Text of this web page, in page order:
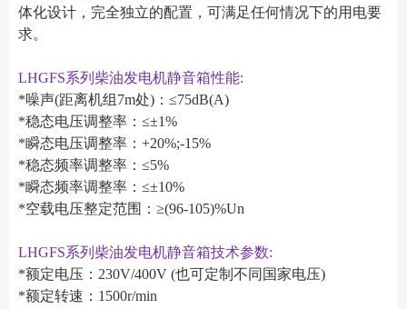
体化设计，完全独立的配置，可满足任何情况下的用电要
求。
LHGFS系列柴油发电机静音箱性能:
*噪声(距离机组7m处)：≤75dB(A)
*稳态电压调整率：≤±1%
*瞬态电压调整率：+20%;-15%
*稳态频率调整率：≤5%
*瞬态频率调整率：≤±10%
*空载电压整定范围：≥(96-105)%Un
LHGFS系列柴油发电机静音箱技术参数:
*额定电压：230V/400V (也可定制不同国家电压)
*额定转速：1500r/min